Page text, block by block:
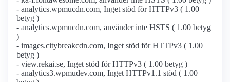
- analytics.wpmucdn.com, Inget stöd för HTTPv3 ( 1.00
betyg )
- analytics.wpmucdn.com, använder inte HSTS ( 1.00 betyg
)
- images.citybreakcdn.com, Inget stöd för HTTPv3 ( 1.00
betyg )
- view.rekai.se, Inget stöd för HTTPv3 ( 1.00 betyg )
- analytics3.wpmudev.com, Inget HTTPv1.1 stöd ( 1.00